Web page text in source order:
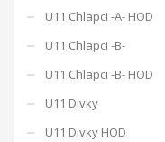
U11 Chlapci -A- HOD
U11 Chlapci -B-
U11 Chlapci -B- HOD
U11 Dívky
U11 Dívky HOD